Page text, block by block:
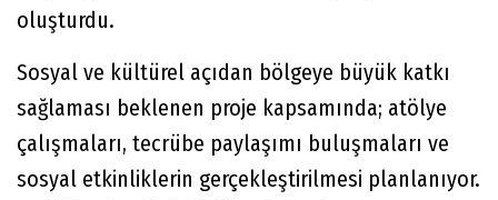
oluşturdu.
Sosyal ve kültürel açıdan bölgeye büyük katkı
sağlaması beklenen proje kapsamında; atölye
çalışmaları, tecrübe paylaşımı buluşmaları ve
sosyal etkinliklerin gerçekleştirilmesi planlanıyor.